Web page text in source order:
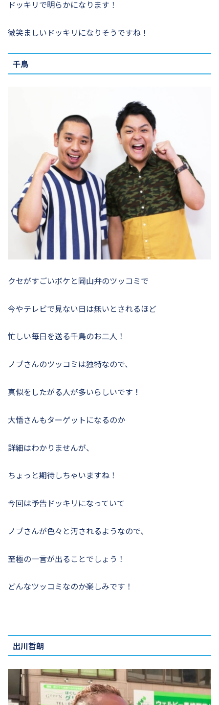
ドッキリで明らかになります！
微笑ましいドッキリになりそうですね！
千鳥
クセがすごいボケと岡山弁のツッコミで
今やテレビで見ない日は無いとされるほど
忙しい毎日を送る千鳥のお二人！
ノブさんのツッコミは独特なので、
真似をしたがる人が多いらしいです！
大悟さんもターゲットになるのか
詳細はわかりませんが、
ちょっと期待しちゃいますね！
今回は予告ドッキリになっていて
ノブさんが色々と汚されるようなので、
至極の一言が出ることでしょう！
どんなツッコミなのか楽しみです！
出川哲朗